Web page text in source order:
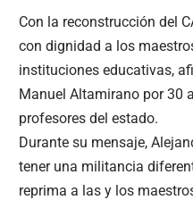
Con la reconstrucción del
con dignidad a los
instituciones educativas,
Manuel Altamirano por 30
profesores del estado.
Durante su mensaje,
tener una militancia
reprima a las y los